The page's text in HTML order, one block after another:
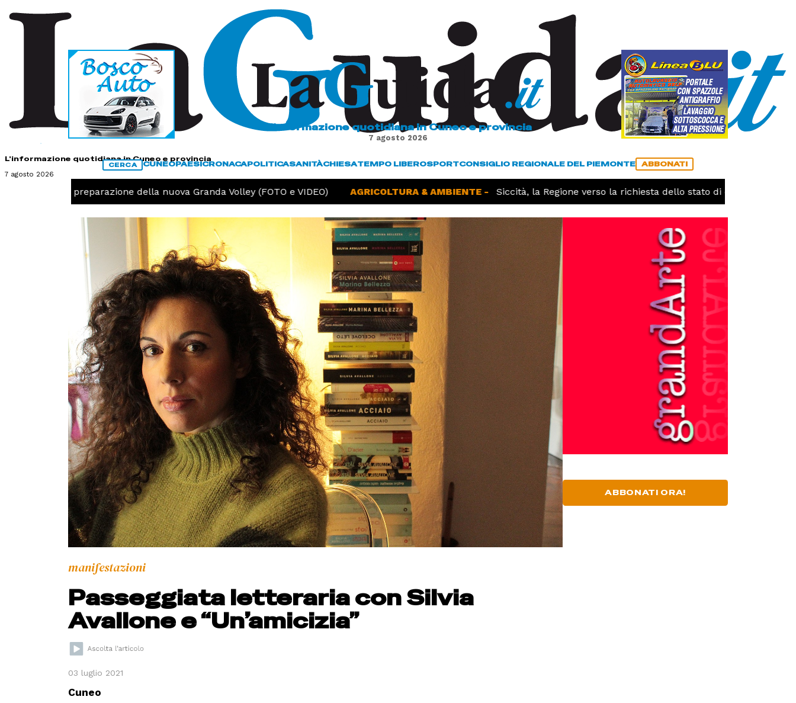
L'informazione quotidiana in Cuneo e provincia
7 agosto 2026
L'informazione quotidiana in Cuneo e provincia
7 agosto 2026
CERCA CUNEOPAESICRONACAPOLITICASANITÀCHIESATEMPO LIBEROSPORTCONSIGLIO REGIONALE DEL PIEMONTE ABBONATI
iniziata la preparazione della nuova Granda Volley (FOTO e VIDEO) AGRICOLTURA & AMBIENTE - Siccità, la Regione verso la richiesta dello stato di calamità naturale
manifestazioni
Passeggiata letteraria con Silvia
Avallone e “Un’amicizia”
03 luglio 2021
Cuneo
ABBONATI ORA!